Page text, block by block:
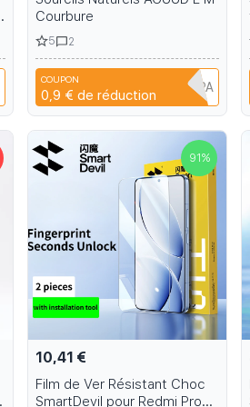
Courbure
5 2
COUPON
0,9 € de réductionA6R1B6EH1PPA
91 %
10,41 €
Film de Ver Résistant Choc
SmartDevil pour Redmi Pro